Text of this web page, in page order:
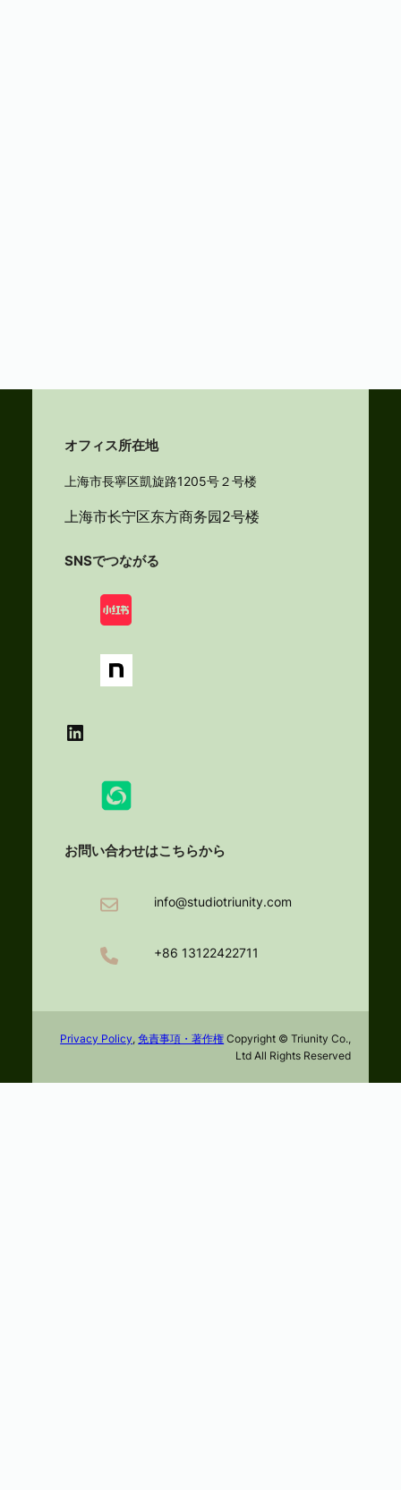
オフィス所在地
上海市長寧区凱旋路1205号２号楼
上海市长宁区东方商务园2号楼
SNSでつながる
LinkedIn
お問い合わせはこちらから
info@studiotriunity.com
+86 13122422711
Privacy Policy ,免責事項・著作権 Copyright © Triunity Co.,
Ltd All Rights Reserved